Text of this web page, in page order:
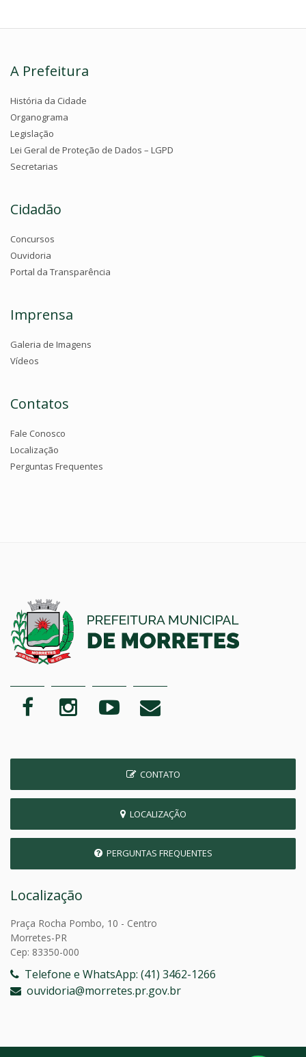
A Prefeitura
História da Cidade
Organograma
Legislação
Lei Geral de Proteção de Dados – LGPD
Secretarias
Cidadão
Concursos
Ouvidoria
Portal da Transparência
Imprensa
Galeria de Imagens
Vídeos
Contatos
Fale Conosco
Localização
Perguntas Frequentes
CONTATO
LOCALIZAÇÃO
PERGUNTAS FREQUENTES
Localização
Praça Rocha Pombo, 10 - Centro
Morretes-PR
Cep: 83350-000
Telefone e WhatsApp: (41) 3462-1266
ouvidoria@morretes.pr.gov.br